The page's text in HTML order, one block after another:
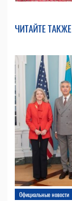
ЧИТАЙТЕ ТАКЖЕ
Официальные новости